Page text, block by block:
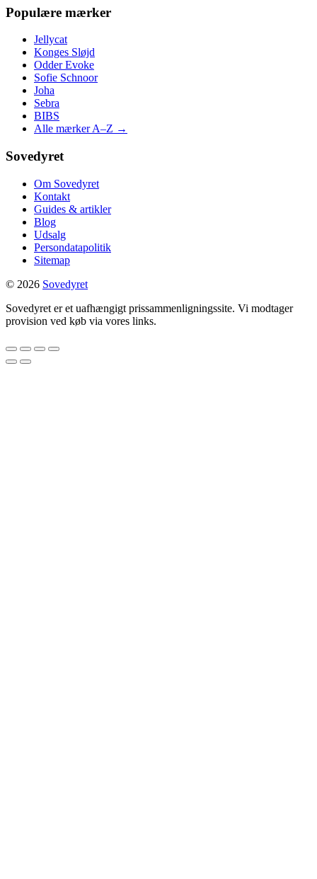
Populære mærker
Jellycat
Konges Sløjd
Odder Evoke
Sofie Schnoor
Joha
Sebra
BIBS
Alle mærker A–Z →
Sovedyret
Om Sovedyret
Kontakt
Guides & artikler
Blog
Udsalg
Persondatapolitik
Sitemap
© 2026 Sovedyret
Sovedyret er et uafhængigt prissammenligningssite. Vi modtager
provision ved køb via vores links.